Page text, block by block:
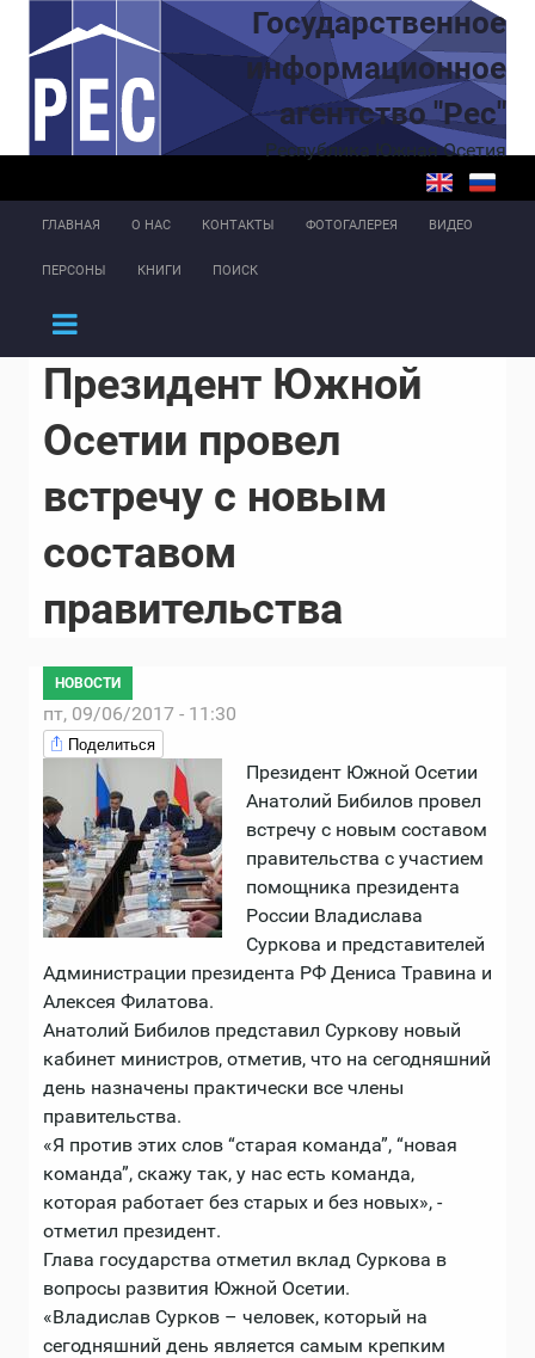
Перейти к основному содержаниюГосударственное
информационное
агентство "Рес"
Республика Южная Осетия
ГЛАВНАЯ О НАС КОНТАКТЫ ФОТОГАЛЕРЕЯ ВИДЕО
ПЕРСОНЫ КНИГИ ПОИСК
Президент Южной
Осетии провел
встречу с новым
составом
правительства
НОВОСТИ
пт, 09/06/2017 - 11:30
Поделиться
Президент Южной Осетии
Анатолий Бибилов провел
встречу с новым составом
правительства с участием
помощника президента
России Владислава
Суркова и представителей
Администрации президента РФ Дениса Травина и
Алексея Филатова.
Анатолий Бибилов представил Суркову новый
кабинет министров, отметив, что на сегодняшний
день назначены практически все члены
правительства.
«Я против этих слов “старая команда”, “новая
команда”, скажу так, у нас есть команда,
которая работает без старых и без новых», -
отметил президент.
Глава государства отметил вклад Суркова в
вопросы развития Южной Осетии.
«Владислав Сурков – человек, который на
сегодняшний день является самым крепким